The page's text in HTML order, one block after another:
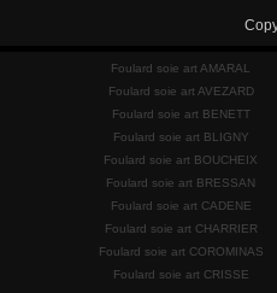
Foulard soie art AMARAL
Foulard soie art AVEZARD
Foulard soie art BENETT
Foulard soie art BLIGNY
Foulard soie art BOUCHEIX
Foulard soie art BRESSAN
Foulard soie art CADENE
Foulard soie art CHARRIER
Foulard soie art COROMINAS
Foulard soie art CRISSE